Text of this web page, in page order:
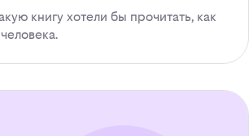
книгу хотели бы прочитать, как